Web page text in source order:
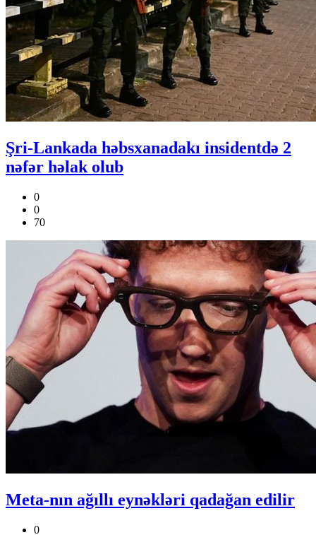
Şri-Lankada həbsxanadakı insidentdə 2
nəfər həlak olub
0
0
70
Meta-nın ağıllı eynəkləri qadağan edilir
0